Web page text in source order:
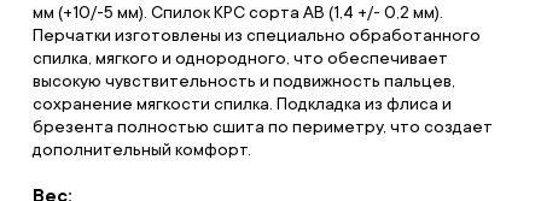
мм (+10/-5 мм). Спилок КРС сорта АВ (1,4 +/- 0,2 мм).
Перчатки изготовлены из специально обработанного
спилка, мягкого и однородного, что обеспечивает
высокую чувствительность и подвижность пальцев,
сохранение мягкости спилка. Подкладка из флиса и
брезента полностью сшита по периметру, что создает
дополнительный комфорт.
Вес: